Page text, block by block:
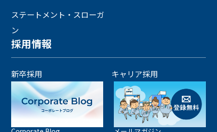
ステートメント・スローガ
ン
採用情報
新卒採用 キャリア採用